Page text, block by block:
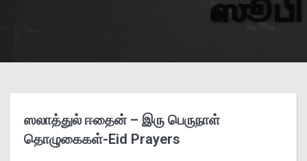
ஸலாத்துல் ஈதைன் – இரு பெருநாள்
தொழுகைகள்-Eid Prayers